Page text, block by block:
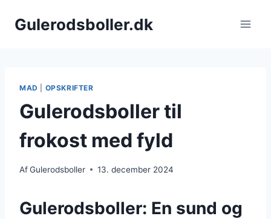
Gulerodsboller.dk
MAD OPSKRIFTER
Gulerodsboller til
frokost med fyld
AfGulerodsboller 13. december 2024
Gulerodsboller: En sund og